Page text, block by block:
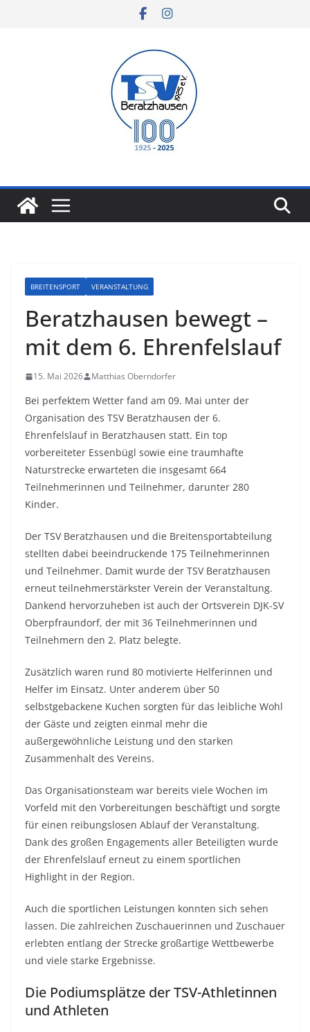
BREITENSPORT VERANSTALTUNG
Beratzhausen bewegt –
mit dem 6. Ehrenfelslauf
15. Mai 2026 Matthias Oberndorfer
Bei perfektem Wetter fand am 09. Mai unter der
Organisation des TSV Beratzhausen der 6.
Ehrenfelslauf in Beratzhausen statt. Ein top
vorbereiteter Essenbügl sowie eine traumhafte
Naturstrecke erwarteten die insgesamt 664
Teilnehmerinnen und Teilnehmer, darunter 280
Kinder.
Der TSV Beratzhausen und die Breitensportabteilung
stellten dabei beeindruckende 175 Teilnehmerinnen
und Teilnehmer. Damit wurde der TSV Beratzhausen
erneut teilnehmerstärkster Verein der Veranstaltung.
Dankend hervorzuheben ist auch der Ortsverein DJK-SV
Oberpfraundorf, der mit 36 Teilnehmerinnen und
Teilnehmern den 2. Platz belegte.
Zusätzlich waren rund 80 motivierte Helferinnen und
Helfer im Einsatz. Unter anderem über 50
selbstgebackene Kuchen sorgten für das leibliche Wohl
der Gäste und zeigten einmal mehr die
außergewöhnliche Leistung und den starken
Zusammenhalt des Vereins.
Das Organisationsteam war bereits viele Wochen im
Vorfeld mit den Vorbereitungen beschäftigt und sorgte
für einen reibungslosen Ablauf der Veranstaltung.
Dank des großen Engagements aller Beteiligten wurde
der Ehrenfelslauf erneut zu einem sportlichen
Highlight in der Region.
Auch die sportlichen Leistungen konnten sich sehen
lassen. Die zahlreichen Zuschauerinnen und Zuschauer
erlebten entlang der Strecke großartige Wettbewerbe
und viele starke Ergebnisse.
Die Podiumsplätze der TSV-Athletinnen
und Athleten